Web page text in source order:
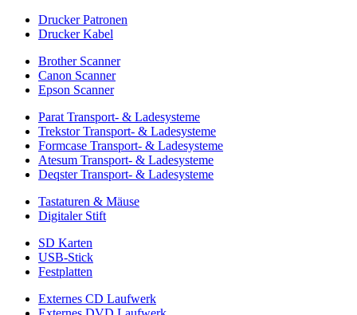
Drucker Patronen
Drucker Kabel
Brother Scanner
Canon Scanner
Epson Scanner
Parat Transport- & Ladesysteme
Trekstor Transport- & Ladesysteme
Formcase Transport- & Ladesysteme
Atesum Transport- & Ladesysteme
Deqster Transport- & Ladesysteme
Tastaturen & Mäuse
Digitaler Stift
SD Karten
USB-Stick
Festplatten
Externes CD Laufwerk